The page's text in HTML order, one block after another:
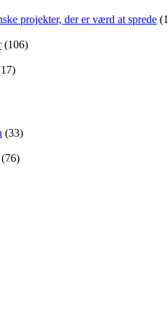
projekter, der er værd at sprede
(106)
(33)